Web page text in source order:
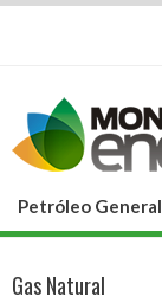
Petróleo General
Gas Natural